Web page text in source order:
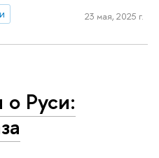
23 мая, 2025 г.
о Руси: